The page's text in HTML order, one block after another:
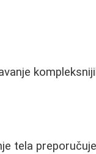
tela preporučuje